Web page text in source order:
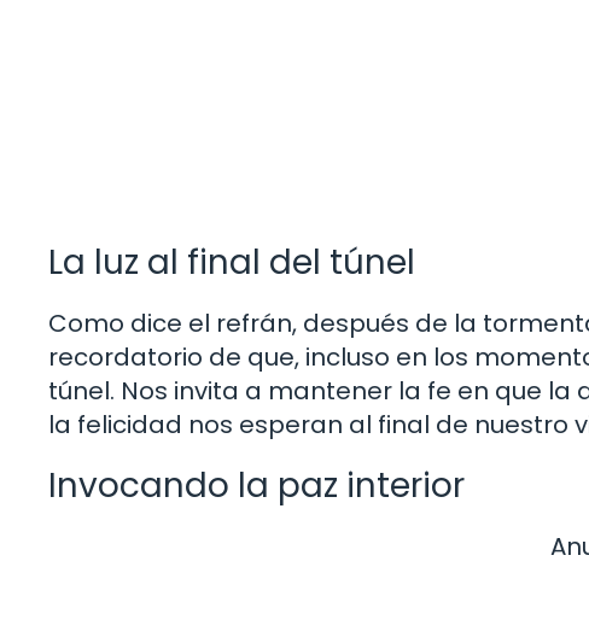
La luz al final del túnel
Como dice el refrán, después de la
recordatorio de que, incluso en los
túnel. Nos invita a mantener la fe en que
la felicidad nos esperan al final de nuestro
Invocando la paz interior